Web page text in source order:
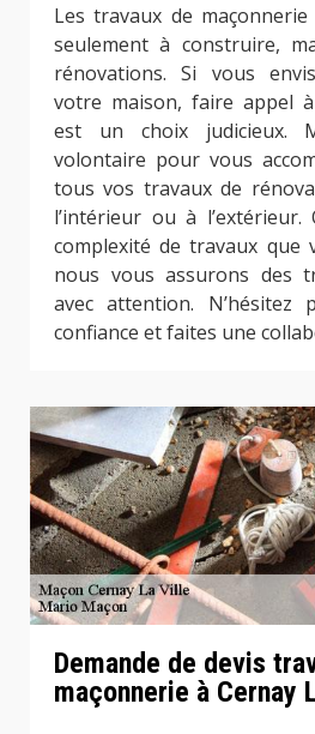
Les travaux de
seulement à construire,
rénovations. Si vous
votre maison, faire appel
est un choix judicieux.
volontaire pour vous
tous vos travaux de
l’intérieur ou à
complexité de travaux que
nous vous assurons des
avec attention.
confiance et faites une
Demande de devis
maçonnerie à Cernay